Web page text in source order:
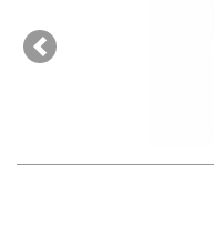
Previous